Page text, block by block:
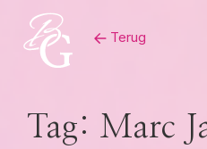
content
Terug
Tag: Marc